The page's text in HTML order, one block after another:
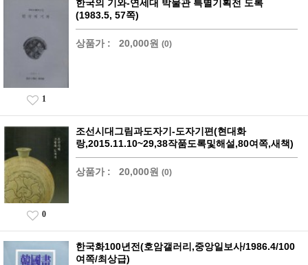
한국의 기와-연세대 박물관 특별기획전 도록
(1983.5, 57쪽)
상품가 : 20,000원 (0)
1
조선시대그림과도자기-도자기편(현대화
랑,2015.11.10~29,38작품도록및해설,80여쪽,새책)
상품가 : 20,000원 (0)
0
한국화100년전(호암갤러리,중앙일보사/1986.4/100
여쪽/최상급)